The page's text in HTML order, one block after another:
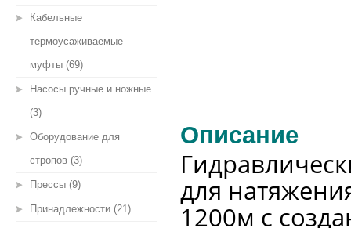
Кабельные
термоусаживаемые
муфты (69)
Насосы ручные и ножные
(3)
Оборудование для
стропов (3)
Прессы (9)
Принадлежности (21)
Описание
для
1200м с